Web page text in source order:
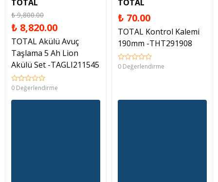
TOTAL
₺ 9,800.00
₺ 8,820.00
TOTAL Akülü Avuç
Taşlama 5 Ah Lion
Akülü Set -TAGLI211545
0 Değerlendirme
TOTAL
₺ 70.00
TOTAL Kontrol Kalemi
190mm -THT291908
0 Değerlendirme